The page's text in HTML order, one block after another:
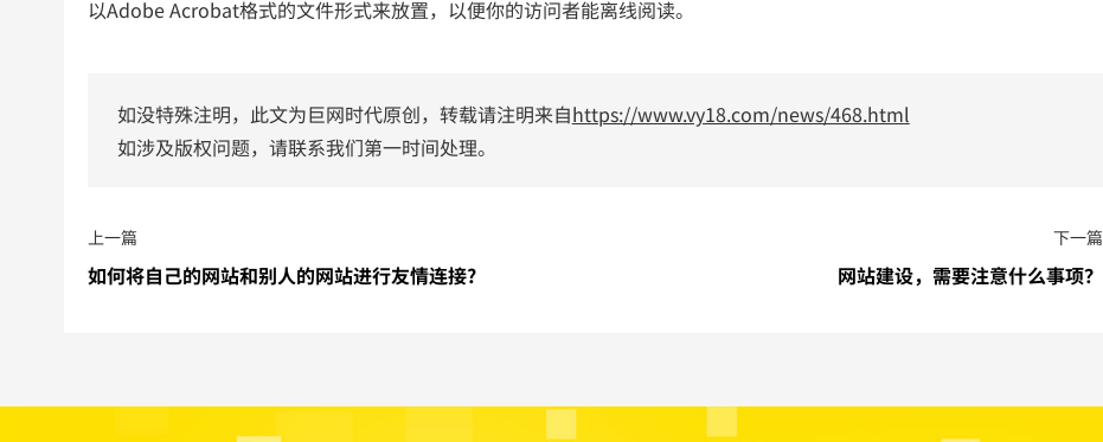
以Adobe Acrobat格式的文件形式来放置，以便你的访问者能离线阅读。
如没特殊注明，此文为巨网时代原创，转载请注明来自https://www.vy18.com/news/468.html
如涉及版权问题，请联系我们第一时间处理。
上一篇
如何将自己的网站和别人的网站进行友情连接?
下一篇
网站建设，需要注意什么事项？